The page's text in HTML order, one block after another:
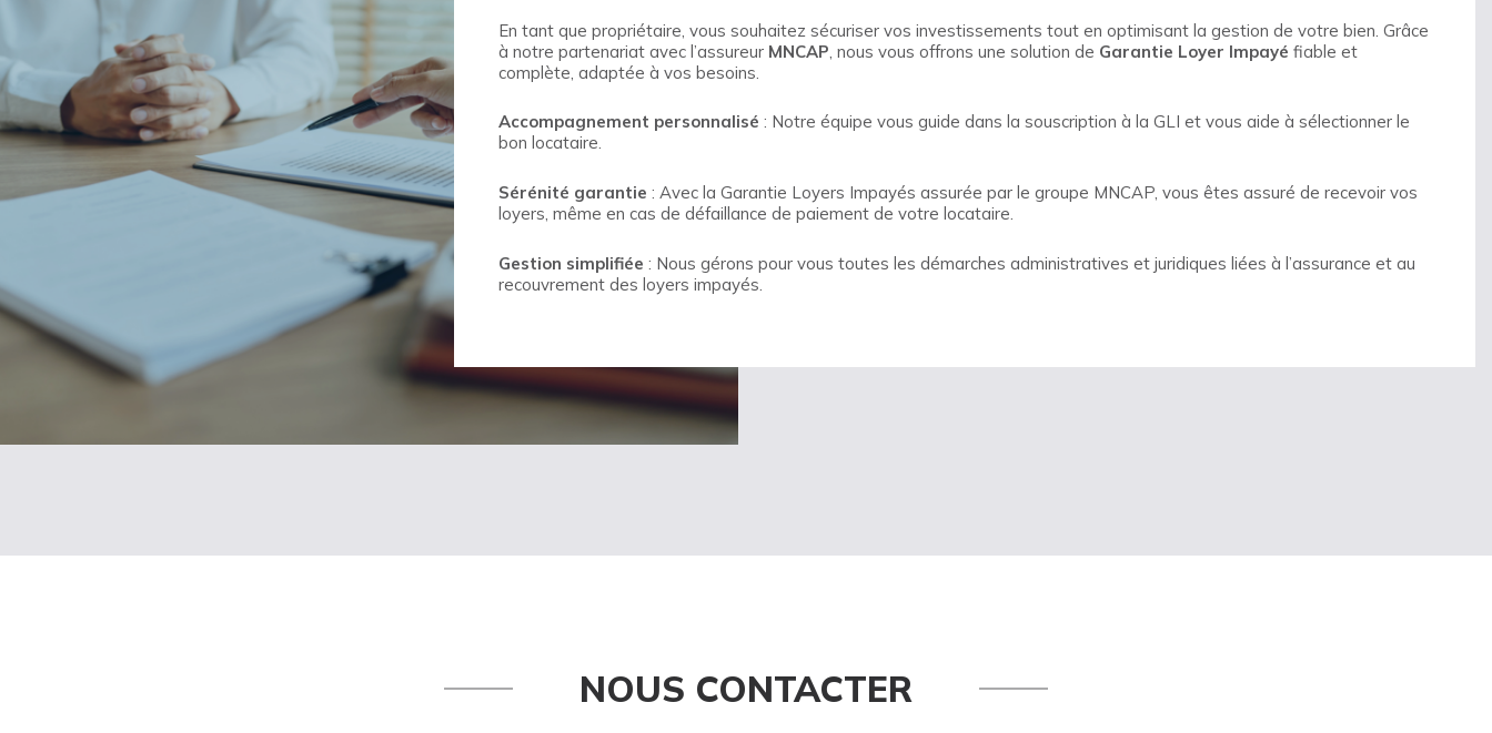
En tant que propriétaire, vous souhaitez sécuriser vos investissements tout en optimisant la gestion de votre bien. Grâce
à notre partenariat avec l’assureur MNCAP, nous vous offrons une solution de Garantie Loyer Impayé fiable et
complète, adaptée à vos besoins.
Accompagnement personnalisé : Notre équipe vous guide dans la souscription à la GLI et vous aide à sélectionner le
bon locataire.
Sérénité garantie : Avec la Garantie Loyers Impayés assurée par le groupe MNCAP, vous êtes assuré de recevoir vos
loyers, même en cas de défaillance de paiement de votre locataire.
Gestion simplifiée : Nous gérons pour vous toutes les démarches administratives et juridiques liées à l’assurance et au
recouvrement des loyers impayés.
NOUS CONTACTER